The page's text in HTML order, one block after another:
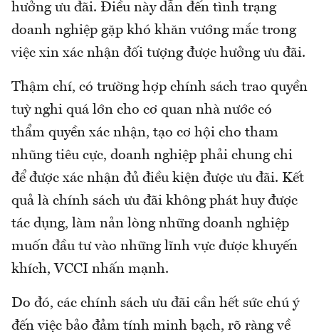
hưởng ưu đãi. Điều này dẫn đến tình trạng
doanh nghiệp gặp khó khăn vướng mắc trong
việc xin xác nhận đối tượng được hưởng ưu đãi.
Thậm chí, có trường hợp chính sách trao quyền
tuỳ nghi quá lớn cho cơ quan nhà nước có
thẩm quyền xác nhận, tạo cơ hội cho tham
nhũng tiêu cực, doanh nghiệp phải chung chi
để được xác nhận đủ điều kiện được ưu đãi. Kết
quả là chính sách ưu đãi không phát huy được
tác dụng, làm nản lòng những doanh nghiệp
muốn đầu tư vào những lĩnh vực được khuyến
khích, VCCI nhấn mạnh.
Do đó, các chính sách ưu đãi cần hết sức chú ý
đến việc bảo đảm tính minh bạch, rõ ràng về